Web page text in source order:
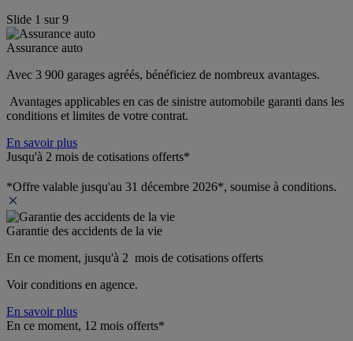
Slide 1 sur9
Assurance auto
Avec 3 900 garages agréés, bénéficiez de nombreux avantages.
Avantages applicables en cas de sinistre automobile garanti dans les
conditions et limites de votre contrat.
En savoir plus
Jusqu'à 2 mois de cotisations offerts*
*Offre valable jusqu'au 31 décembre 2026*, soumise à conditions.
Garantie des accidents de la vie
En ce moment, jusqu'à 2  mois de cotisations offerts
Voir conditions en agence.
En savoir plus
En ce moment, 12 mois offerts*